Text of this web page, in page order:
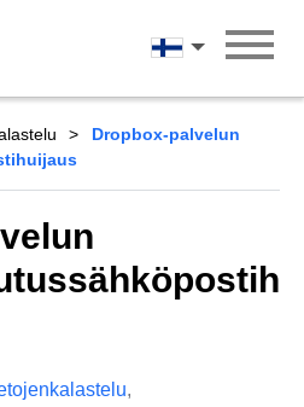
Suomi
Dropbox-palvelun
,